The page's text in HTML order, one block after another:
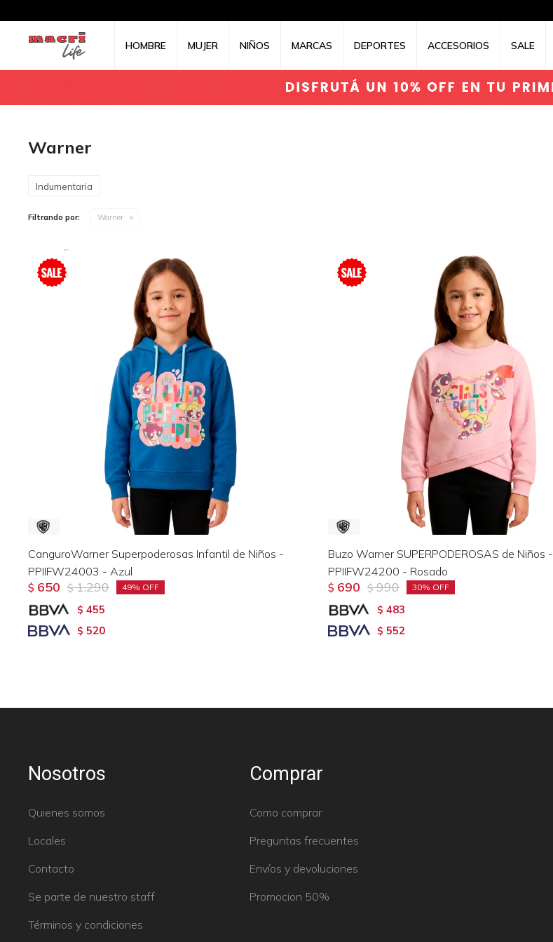
HOMBRE MUJER NIÑOS MARCAS DEPORTES ACCESORIOS SALE
Warner
Indumentaria
Filtrando por: Warner
CanguroWarner Superpoderosas Infantil de Niños -
PPIIFW24003 - Azul
$ 650 $ 1.290 49
$ 455
$ 520
Buzo Warner SUPERPODEROSAS de Niños -
PPIIFW24200 - Rosado
$ 690 $ 990 30
$ 483
$ 552
Nosotros
Quienes somos
Locales
Contacto
Se parte de nuestro staff
Términos y condiciones
Comprar
Como comprar
Preguntas frecuentes
Envíos y devoluciones
Promocion 50%